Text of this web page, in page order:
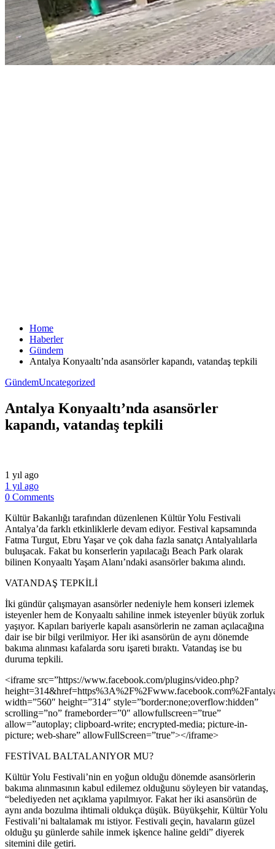
Home
Haberler
Gündem
Antalya Konyaaltı’nda asansörler kapandı, vatandaş tepkili
GündemUncategorized
Antalya Konyaaltı’nda asansörler
kapandı, vatandaş tepkili
1 yıl ago
1 yıl ago
0 Comments
Kültür Bakanlığı tarafından düzenlenen Kültür Yolu Festivali
Antalya’da farklı etkinliklerle devam ediyor. Festival kapsamında
Fatma Turgut, Ebru Yaşar ve çok daha fazla sanatçı Antalyalılarla
buluşacak. Fakat bu konserlerin yapılacağı Beach Park olarak
bilinen Konyaaltı Yaşam Alanı’ndaki asansörler bakıma alındı.
VATANDAŞ TEPKİLİ
İki gündür çalışmayan asansörler nedeniyle hem konseri izlemek
isteyenler hem de Konyaaltı sahiline inmek isteyenler büyük zorluk
yaşıyor. Kapıları bariyerle kapalı asansörlerin ne zaman açılacağına
dair ise bir bilgi verilmiyor. Her iki asansörün de aynı dönemde
bakıma alınması kafalarda soru işareti bıraktı. Vatandaş ise bu
duruma tepkili.
<iframe src=”https://www.facebook.com/plugins/video.php?
width=”560″ height=”314″ style=”border:none;overflow:hidden”
scrolling=”no” frameborder=”0″ allowfullscreen=”true”
allow=”autoplay; clipboard-write; encrypted-media; picture-in-
picture; web-share” allowFullScreen=”true”></iframe>
FESTİVAL BALTALANIYOR MU?
Kültür Yolu Festivali’nin en yoğun olduğu dönemde asansörlerin
bakıma alınmasının kabul edilemez olduğunu söyleyen bir vatandaş,
“belediyeden net açıklama yapılmıyor. Fakat her iki asansörün de
aynı anda bozulma ihtimali oldukça düşük. Büyükşehir, Kültür Yolu
Festivali’ni baltalamak mı istiyor. Festivali geçin, havaların güzel
olduğu şu günlerde sahile inmek işkence haline geldi” diyerek
sitemini dile getiri.